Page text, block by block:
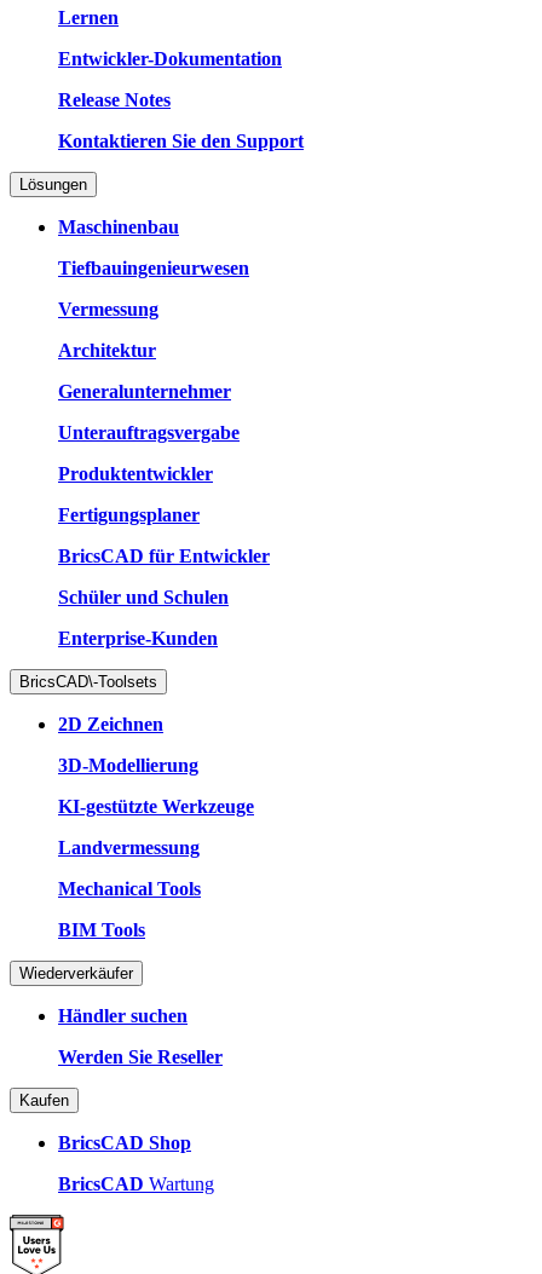
Lernen
Entwickler-Dokumentation
Release Notes
Kontaktieren Sie den Support
Lösungen
Maschinenbau
Tiefbauingenieurwesen
Vermessung
Architektur
Generalunternehmer
Unterauftragsvergabe
Produktentwickler
Fertigungsplaner
BricsCAD für Entwickler
Schüler und Schulen
Enterprise-Kunden
BricsCAD\-Toolsets
2D Zeichnen
3D-Modellierung
KI-gestützte Werkzeuge
Landvermessung
Mechanical Tools
BIM Tools
Wiederverkäufer
Händler suchen
Werden Sie Reseller
Kaufen
BricsCAD Shop
BricsCAD Wartung